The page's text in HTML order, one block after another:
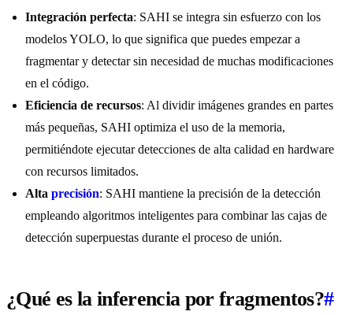
Integración perfecta: SAHI se integra sin esfuerzo con los
modelos YOLO, lo que significa que puedes empezar a
fragmentar y detectar sin necesidad de muchas modificaciones
en el código.
Eficiencia de recursos: Al dividir imágenes grandes en partes
más pequeñas, SAHI optimiza el uso de la memoria,
permitiéndote ejecutar detecciones de alta calidad en hardware
con recursos limitados.
Alta precisión: SAHI mantiene la precisión de la detección
empleando algoritmos inteligentes para combinar las cajas de
detección superpuestas durante el proceso de unión.
¿Qué es la inferencia por fragmentos?#